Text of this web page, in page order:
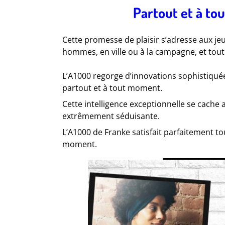
Partout et à
Cette promesse de plaisir s’adresse aux
hommes, en ville ou à la campagne, et
L’A1000 regorge d’innovations
partout et à tout moment.
Cette intelligence exceptionnelle se cache
extrêmement séduisante.
L’A1000 de Franke satisfait parfaitement
moment.